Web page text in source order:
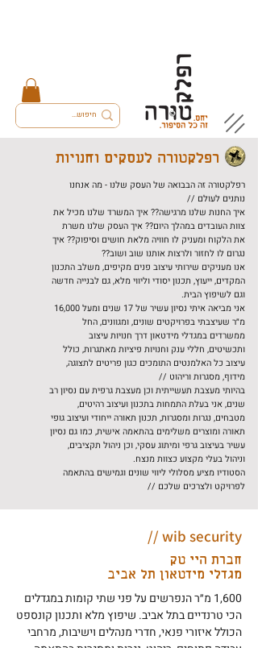
רפלקטורה לעסקים וחנויות
רפלקטורה זה הבבואה של העסק שלנו - מה אנחנו
נותנים לעולם //
איך החנות שלנו מרגישה?? איך המשרד שלנו מכיל את
צוות העובדים במהלך היום?? איך העסק שלנו משרת
את הלקוח ומעניק לו חוויה מלאת חושים וסיפוק?? איך
נגרום לו לחזור ולרצות אותנו שוב ושוב??
אנו מעניקים שירותי עיצוב פנים מקיפים, משלב התכנון
המקדים, ייעוץ, תכנון יסודי וליווי מלא, גם לבנייה חדשה
וגם לשיפוץ הבית.
אני מביאה איתי נסיון עשיר של 17 שנים ומעל 16,000
מ״ר שעיצבתי בפרויקטים שונים, ומגוונים, החל
ממשרדים במגדלי מידטאון דרך חנויות עיצוב
ותכשיטים, חללי ענק וחנויות פיציות מאתגרות, כולל
עיצוב כל האלמנטים התומכים כגון פריטים לתצוגה,
מידוף, מסגרות וריהוט //
בהיותי מעצבת תעשייתית וכן מעצבת גרפית עם נסיון רב
שנים, אני בעלת התמחות בתכנון ועיצוב רהיטים,
מטבחים, נגרות ומסגרות, תכנון תאורה ייחודי ועיצוב גופי
תאורה ומוצרים משלימים בהתאמה אישית, כמו גם נסיון
עשיר בעיצוב גרפי ומיתוג עסקי, וכן ניהול תקציבים,
וניהול בעלי מקצוע כצוות מנצח.
הסטודיו מציע מסלולי ליווי שונים וגמישים בהתאמה
לפרויקט ולצרכים שלכם //
wib security //
חברת היי טק
מגדלי מידטאון תל אביב
1,600 מ״ר הנפרשים על פני שתי קומות במגדלים
הכי טרנדיים בתל אביב. שיפוץ מלא ותכנון קונספט
הכולל איזורי פנאי, חדרי מנהלים וישיבות, מרחבי